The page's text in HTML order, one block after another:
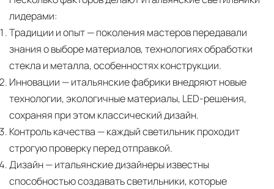
Страхование грузаВсе международные
поставки застрахованы в соответствии с
международными стандартами. Клиенты могут
выбрать дополнительное страхование для
критичных партий товара.
лидерами:
Традиции и опыт— поколения мастеров передавали
знания о выборе материалов, технологиях обработки
стекла и металла, особенностях конструкции.
Инновации — итальянские фабрики внедряют новые
технологии, экологичные материалы, LED-решения,
сохраняя при этом классический дизайн.
Контроль качества — каждый светильник проходит
строгую проверку перед отправкой.
Дизайн— итальянские дизайнеры известны
способностью создавать светильники, которые